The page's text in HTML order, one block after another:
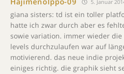
5. Januar
giana sisters: td ist ein toller
hatte ich zwar durch aber es
sowie variation. immer wieder
levels durchzulaufen war auf
motivierend. das neue indie
einiges richtig. die graphik sieht